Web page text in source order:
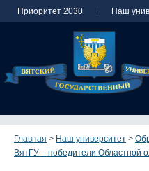
Приоритет 2030 Наш
Главная > Наш университет >
ВятГУ – победители Областной